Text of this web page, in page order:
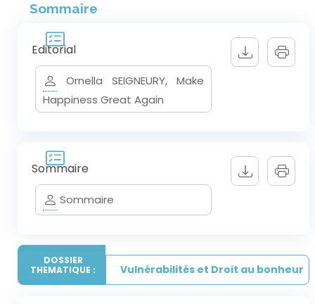
Sommaire
Editorial
Ornella SEIGNEURY, Make
Happiness Great Again
Sommaire
Sommaire
DOSSIER
THEMATIQUE :
Vulnérabilités et Droit au bonheur